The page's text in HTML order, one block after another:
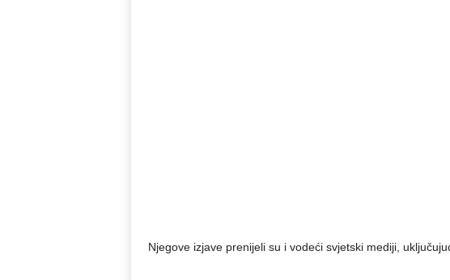
Njegove izjave prenijeli su i vodeći svjetski mediji,